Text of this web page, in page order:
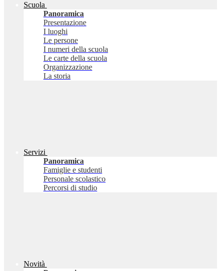
Scuola
Panoramica
Presentazione
I luoghi
Le persone
I numeri della scuola
Le carte della scuola
Organizzazione
La storia
Servizi
Panoramica
Famiglie e studenti
Personale scolastico
Percorsi di studio
Novità